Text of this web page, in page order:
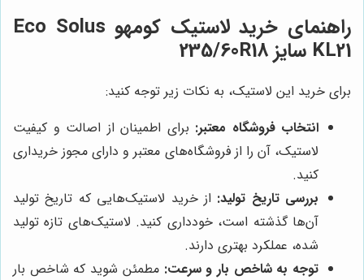
راهنمای خرید لاستیک کومهو Eco Solus
KL21 سایز 235/60R18
برای خرید این لاستیک، به نکات زیر توجه کنید:
انتخاب فروشگاه معتبر: برای اطمینان از اصالت و کیفیت
لاستیک، آن را از فروشگاه‌های معتبر و دارای مجوز خریداری
کنید.
بررسی تاریخ تولید: از خرید لاستیک‌هایی که تاریخ تولید
آن‌ها گذشته است، خودداری کنید. لاستیک‌های تازه تولید
شده، عملکرد بهتری دارند.
توجه به شاخص بار و سرعت: مطمئن شوید که شاخص بار